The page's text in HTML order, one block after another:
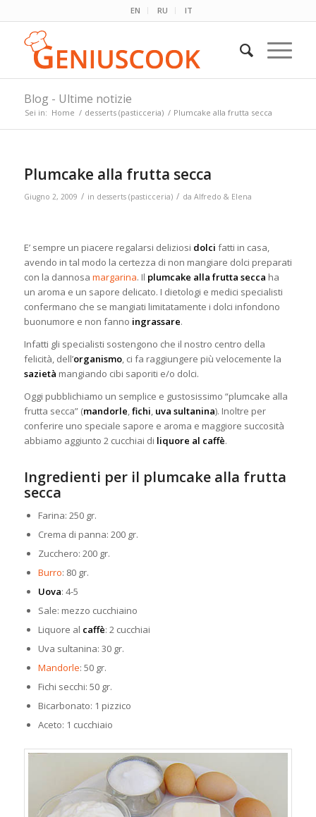
EN RU IT
Blog - Ultime notizie
Sei in: Home / desserts (pasticceria) / Plumcake alla frutta secca
Plumcake alla frutta secca
Giugno 2, 2009 / in desserts (pasticceria) / da Alfredo & Elena
E’ sempre un piacere regalarsi deliziosi dolci fatti in casa,
avendo in tal modo la certezza di non mangiare dolci preparati
con la dannosa margarina. Il plumcake alla frutta secca ha
un aroma e un sapore delicato. I dietologi e medici specialisti
confermano che se mangiati limitatamente i dolci infondono
buonumore e non fanno ingrassare.
Infatti gli specialisti sostengono che il nostro centro della
felicità, dell’organismo, ci fa raggiungere più velocemente la
sazietà mangiando cibi saporiti e/o dolci.
Oggi pubblichiamo un semplice e gustosissimo “plumcake alla
frutta secca” (mandorle,fichi, uva sultanina). Inoltre per
conferire uno speciale sapore e aroma e maggiore succosità
abbiamo aggiunto 2 cucchiai di liquore al caffè.
Ingredienti per il plumcake alla frutta
secca
Farina: 250 gr.
Crema di panna: 200 gr.
Zucchero: 200 gr.
Burro: 80 gr.
Uova: 4-5
Sale: mezzo cucchiaino
Liquore al caffè: 2 cucchiai
Uva sultanina: 30 gr.
Mandorle: 50 gr.
Fichi secchi: 50 gr.
Bicarbonato: 1 pizzico
Aceto: 1 cucchiaio